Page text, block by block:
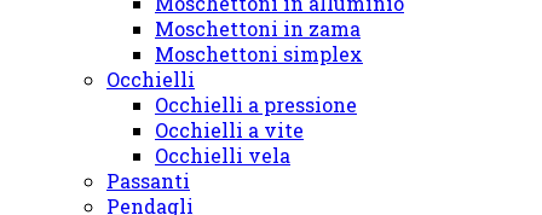
Moschettoni in zama
Moschettoni simplex
Occhielli
Occhielli a pressione
Occhielli a vite
Occhielli vela
Passanti
Pendagli